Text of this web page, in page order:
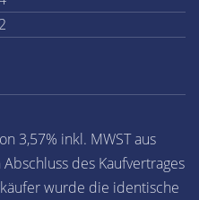
2
3,57% inkl. MWST aus
des Kaufvertrages
wurde die identische